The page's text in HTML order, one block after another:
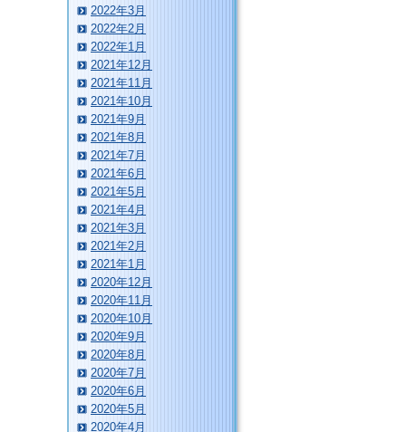
2022年3月
2022年2月
2022年1月
2021年12月
2021年11月
2021年10月
2021年9月
2021年8月
2021年7月
2021年6月
2021年5月
2021年4月
2021年3月
2021年2月
2021年1月
2020年12月
2020年11月
2020年10月
2020年9月
2020年8月
2020年7月
2020年6月
2020年5月
2020年4月